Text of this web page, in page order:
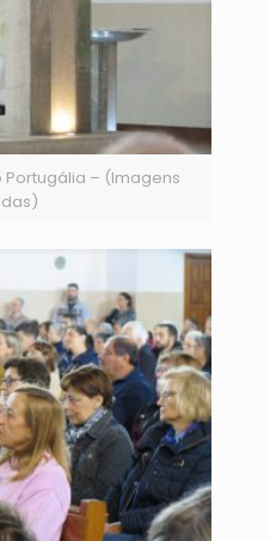
Portugália – (Imagens